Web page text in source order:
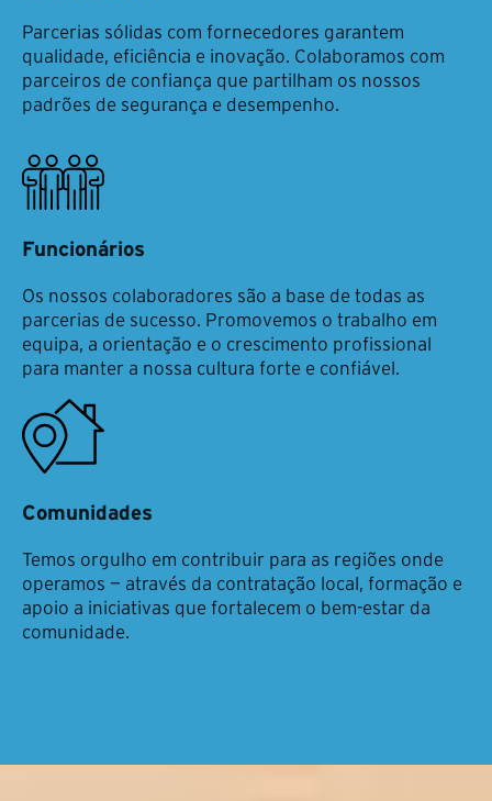
Parcerias sólidas com fornecedores garantem
qualidade, eficiência e inovação. Colaboramos com
parceiros de confiança que partilham os nossos
padrões de segurança e desempenho.
Funcionários
Os nossos colaboradores são a base de todas as
parcerias de sucesso. Promovemos o trabalho em
equipa, a orientação e o crescimento profissional
para manter a nossa cultura forte e confiável.
Comunidades
Temos orgulho em contribuir para as regiões onde
operamos — através da contratação local, formação e
apoio a iniciativas que fortalecem o bem-estar da
comunidade.